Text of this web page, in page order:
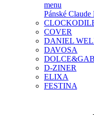
menu
Pánské Claude
COVER
DANIEL
DAVOSA
D-ZINER
ELIXA
FESTINA